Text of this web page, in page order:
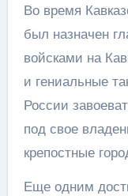
Во время
был назначен
войсками на
и гениальные
России
под свое
крепостные
Еще одним